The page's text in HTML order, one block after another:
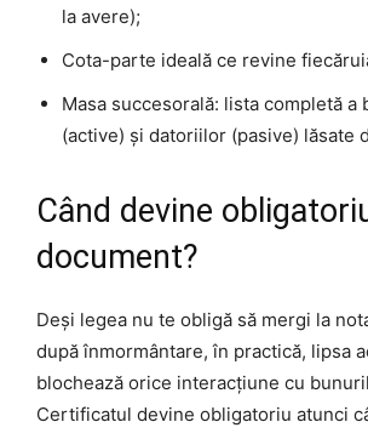
la avere);
Cota-parte ideală ce revine
Masa succesorală: lista completă a
(active) și datoriilor (pasive) lăsate
Când devine
document?
Deși legea nu te obligă să mergi la
după înmormântare, în practică, lipsa
blochează orice interacțiune cu
Certificatul devine obligatoriu atunci